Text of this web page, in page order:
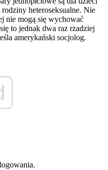
heteroseksualne. Nie
nie mogą się wychować
to jednak dwa raz rzadziej
amerykański socjolog.